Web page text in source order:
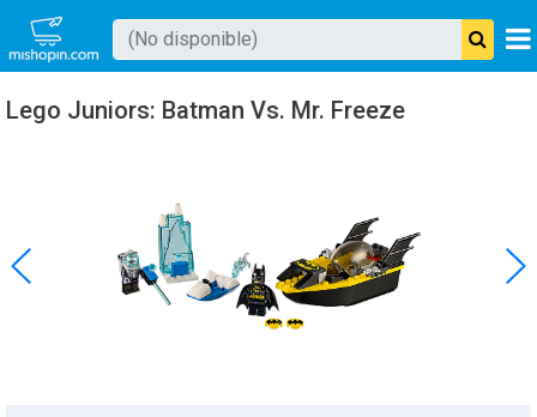
Mishopin
Buscar producto
Lego Juniors: Batman Vs. Mr. Freeze